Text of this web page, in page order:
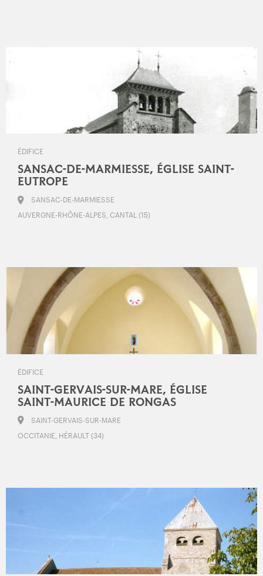
ÉDIFICE
SANSAC-DE-MARMIESSE, ÉGLISE SAINT-
EUTROPE
SANSAC-DE-MARMIESSE
AUVERGNE-RHÔNE-ALPES, CANTAL (15)
ÉDIFICE
SAINT-GERVAIS-SUR-MARE, ÉGLISE
SAINT-MAURICE DE RONGAS
SAINT-GERVAIS-SUR-MARE
OCCITANIE, HÉRAULT (34)